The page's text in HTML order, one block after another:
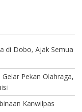
di Dobo, Ajak Semua
Pekan Olahraga,
Kanwilpas